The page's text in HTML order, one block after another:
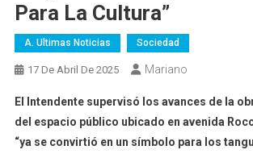
Para La Cultura”
A. Ultimas Noticias Sociedad
17 De Abril De 2025 Mariano
El Intendente supervisó los avances de la
del espacio público ubicado en avenida
“ya se convirtió en un símbolo para los